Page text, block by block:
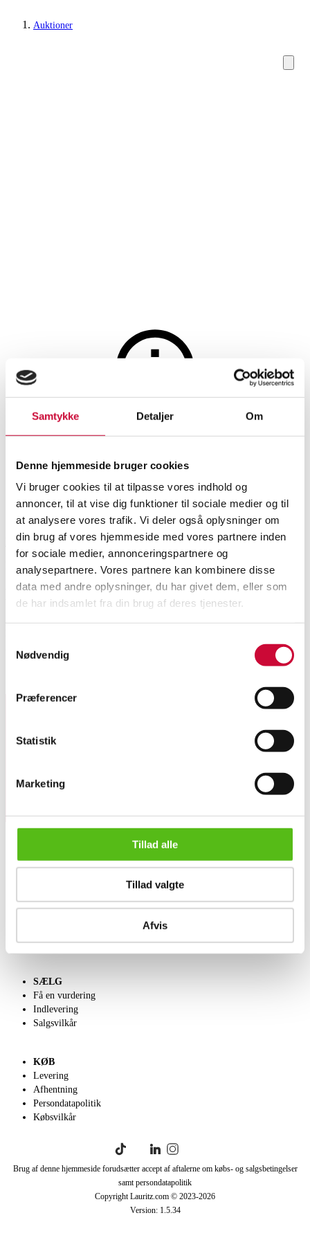
Samtykke Detaljer Om
Denne hjemmeside bruger cookies
Vi bruger cookies til at tilpasse vores indhold og
annoncer, til at vise dig funktioner til sociale medier og til
at analysere vores trafik. Vi deler også oplysninger om
din brug af vores hjemmeside med vores partnere inden
for sociale medier, annonceringspartnere og
analysepartnere. Vores partnere kan kombinere disse
data med andre oplysninger, du har givet dem, eller som
de har indsamlet fra din brug af deres tjenester.
Nødvendig
Præferencer
Statistik
Marketing
Tillad alle
Tillad valgte
Afvis
Auktioner
Cinas. Fire vasketøjskurve (2)
Auktionen er afsluttet
Cinas. Fire vasketøjskurve (2)
SHOWROOM
Roskilde
VURDERING
DKK 1.000
VARENUMMER
6521546
Nyproduceret vareMomsvare
Beskrivelse
57, D. 33, B. 48 cm. Modelfotos. Fremstår i original emballage. (4)
Tilmeld dig vores nyhedsbrev og modtag nyheder samt
Kontakt os
English frontpage
SÆLG
Få en vurdering
Indlevering
Salgsvilkår
KØB
Levering
Afhentning
Persondatapolitik
Købsvilkår
Brug af denne hjemmeside forudsætter accept af aftalerne om købs- og salgsbetingelser
samt persondatapolitik
Copyright Lauritz.com © 2023-2026
Version: 1.5.34